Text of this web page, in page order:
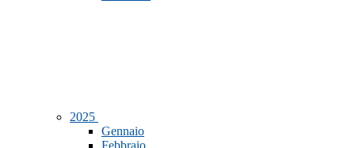
2025
Gennaio